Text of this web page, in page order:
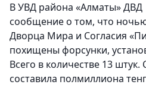
В УВД района «Алматы» ДВД
сообщение о том, что
Дворца Мира и Согласия
похищены форсунки,
Всего в количестве 13
составила полмиллиона